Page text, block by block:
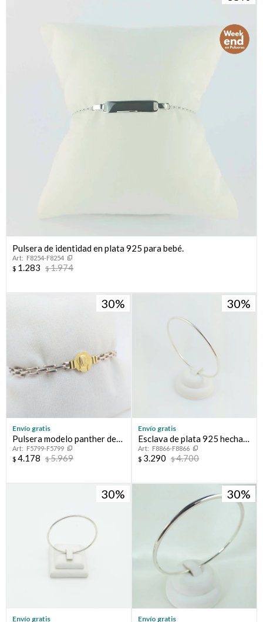
Pulsera de identidad en plata 925 para bebé.
F8254-F8254
$ 1.283 $1.974
30
Envío gratis
Pulsera modelo panther de
plata 925 con Virgen Niña en
double en oro 18Ktes.
F5799-F5799
$ 4.178 $5.969
30
Envío gratis
Esclava de plata 925 hecha a
mano.F8866-F8866
$ 3.290 $4.700
30
Envío gratis
30
Envío gratis